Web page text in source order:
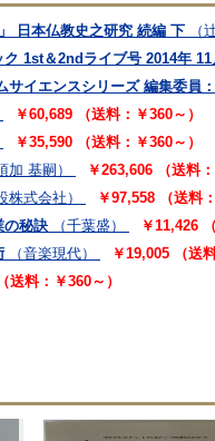
日本仏教史之研究 続編 下 （
1st＆2ndライブ号 2014年 11
イエンスシリーズ 編集委員
￥60,689 （送料：￥360～）
￥35,590 （送料：￥360～）
加 基嗣）
￥263,606 （送料：
株式会社）
￥97,558 （送料
の秘訣
（千葉盛）
￥11,426
（音楽現代）
￥19,005 （送
送料：￥360～）